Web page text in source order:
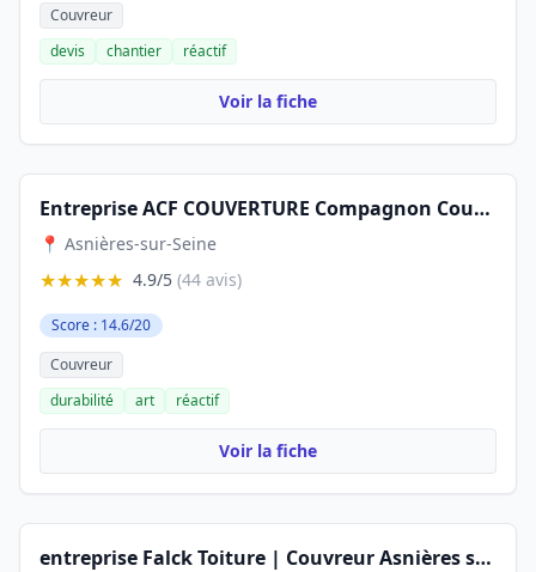
Couvreur
devis
chantier réactif
Voir la fiche
Entreprise ACF COUVERTURE Compagnon Couvreur Charpentier Zingueur 92 Société - Asnières
📍 Asnières-sur-Seine
★★★★★ 4.9/5 (44 avis)
Score : 14.6/20
Couvreur
durabilité
art réactif
Voir la fiche
entreprise Falck Toiture | Couvreur Asnières sur Seine | Couvreur 92